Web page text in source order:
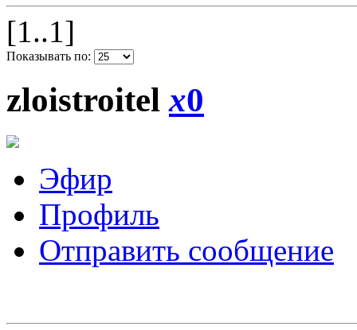
[1..1]
Показывать по:
zloistroitelx0
Эфир
Профиль
Отправить сообщение